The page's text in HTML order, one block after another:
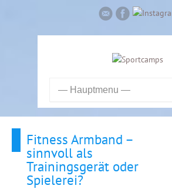
Fitness Armband –
sinnvoll als
Trainingsgerät oder
Spielerei?